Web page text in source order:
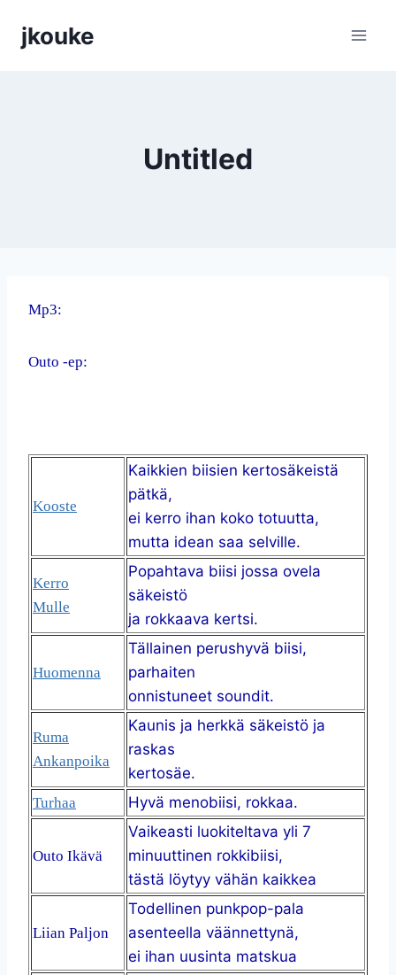
sisältöön
jkouke
Untitled
Mp3:
Outo -ep:
Kooste
Kaikkien biisien kertosäkeistä
pätkä,
ei kerro ihan koko totuutta,
mutta idean saa selville.
Kerro
Mulle
Popahtava biisi jossa ovela
säkeistö
ja rokkaava kertsi.
Huomenna
Tällainen perushyvä biisi,
parhaiten
onnistuneet soundit.
Ruma
Ankanpoika
Kaunis ja herkkä säkeistö ja
raskas
kertosäe.
Turhaa Hyvä menobiisi, rokkaa.
Outo Ikävä
Vaikeasti luokiteltava yli 7
minuuttinen rokkibiisi,
tästä löytyy vähän kaikkea
Liian Paljon
Todellinen punkpop-pala
asenteella väännettynä,
ei ihan uusinta matskua